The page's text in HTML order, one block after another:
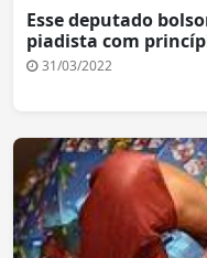
Esse deputado
piadista com
31/03/2022